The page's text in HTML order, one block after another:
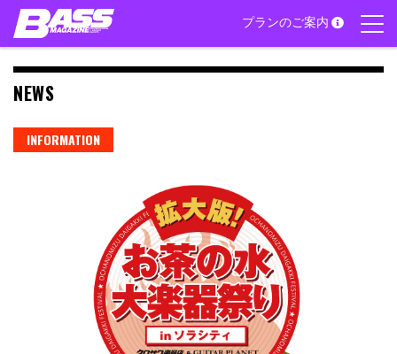
Skip
content
プランのご案内
NEWS
INFORMATION